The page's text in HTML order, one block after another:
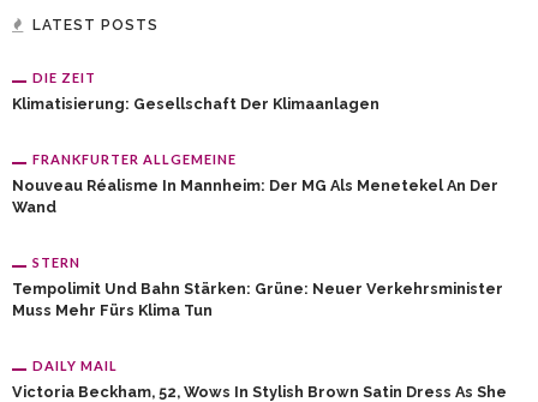
LATEST POSTS
DIE ZEIT
Klimatisierung: Gesellschaft Der Klimaanlagen
FRANKFURTER ALLGEMEINE
Nouveau Réalisme In Mannheim: Der MG Als Menetekel An Der
Wand
STERN
Tempolimit Und Bahn Stärken: Grüne: Neuer Verkehrsminister
Muss Mehr Fürs Klima Tun
DAILY MAIL
Victoria Beckham, 52, Wows In Stylish Brown Satin Dress As She